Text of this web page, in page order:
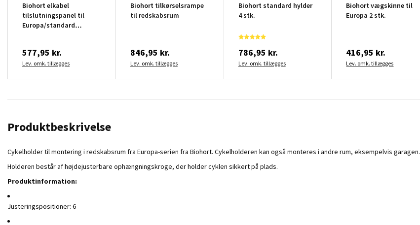
Biohort elkabel
tilslutningspanel til
Europa/standard
577,95 kr.
Lev. omk. tillægges
Biohort tilkørselsrampe
til redskabsrum
846,95 kr.
Lev. omk. tillægges
Biohort standard hylder
4 stk.
786,95 kr.
Lev. omk. tillægges
Biohort vægskinne til
Europa 2 stk.
416,95 kr.
Lev. omk. tillægges
Produktbeskrivelse
Cykelholder til montering i redskabsrum fra Europa-serien fra Biohort. Cykelholderen kan også monteres i andre rum, eksempelvis garagen.
Holderen består af højdejusterbare ophængningskroge, der holder cyklen sikkert på plads.
Produktinformation:
Justeringspositioner: 6